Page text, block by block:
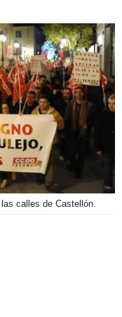
calles de Castellón.